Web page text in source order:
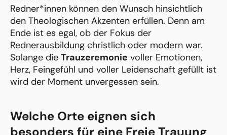
Redner*innen können den Wunsch hinsichtlich
den Theologischen Akzenten erfüllen. Denn am
Ende ist es egal, ob der Fokus der
Rednerausbildung christlich oder modern war.
Solange die Trauzeremonie voller Emotionen,
Herz, Feingefühl und voller Leidenschaft gefüllt ist
wird der Moment unvergessen sein.
Welche Orte eignen sich
besonders für eine Freie Trauung